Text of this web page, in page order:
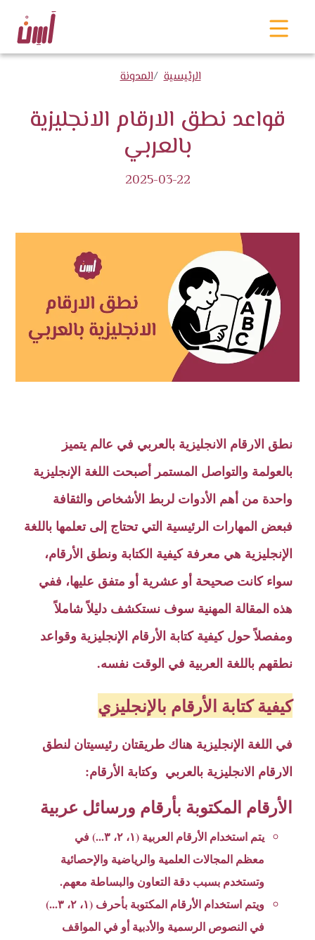
الرئيسية المدونة
قواعد نطق الارقام الانجليزية
بالعربي
2025-03-22
نطق الارقام الانجليزية بالعربي في عالم يتميز
بالعولمة والتواصل المستمر أصبحت اللغة الإنجليزية
واحدة من أهم الأدوات لربط الأشخاص والثقافة
فبعض المهارات الرئيسية التي تحتاج إلى تعلمها باللغة
الإنجليزية هي معرفة كيفية الكتابة ونطق الأرقام،
سواء كانت صحيحة أو عشرية أو متفق عليها، ففي
هذه المقالة المهنية سوف نستكشف دليلاً شاملاً
ومفصلاً حول كيفية كتابة الأرقام الإنجليزية وقواعد
نطقهم باللغة العربية في الوقت نفسه.
كيفية كتابة الأرقام بالإنجليزي
في اللغة الإنجليزية هناك طريقتان رئيسيتان لنطق
الارقام الانجليزية بالعربي وكتابة الأرقام:
الأرقام المكتوبة بأرقام ورسائل عربية
يتم استخدام الأرقام العربية (١، ٢، ٣...) في
معظم المجالات العلمية والرياضية والإحصائية
وتستخدم بسبب دقة التعاون والبساطة معهم.
ويتم استخدام الأرقام المكتوبة بأحرف (١، ٢، ٣...)
في النصوص الرسمية والأدبية أو في المواقف